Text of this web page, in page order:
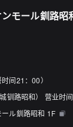
モール釧路昭
间21：00）
钏路昭和） 营业时
ル釧路昭和 1F